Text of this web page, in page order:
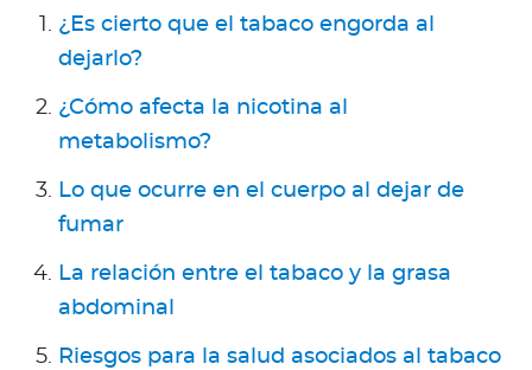
¿Es cierto que el tabaco engorda al
dejarlo?
¿Cómo afecta la nicotina al
metabolismo?
Lo que ocurre en el cuerpo al dejar de
fumar
La relación entre el tabaco y la grasa
abdominal
Riesgos para la salud asociados al tabaco